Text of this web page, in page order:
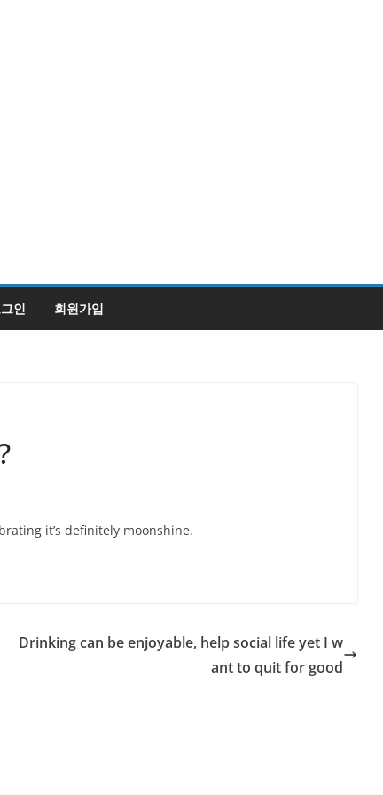
인 회원가입
it’s definitely moonshine.
Drinking can be enjoyable, help social life yet I w
ant to quit for good